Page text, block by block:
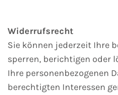
Widerrufsrecht
Sie können jederzeit Ihre
sperren, berichtigen oder
Ihre personenbezogenen
berechtigten Interessen